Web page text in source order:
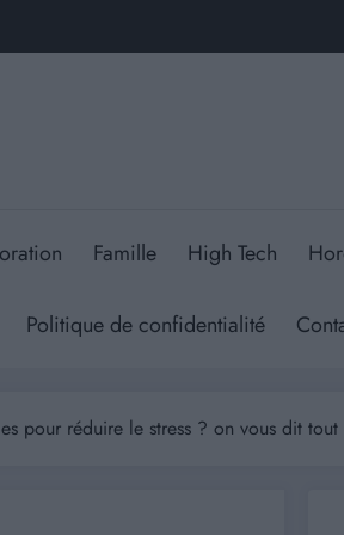
Famille High Tech
Politique de confidentialité
pour réduire le stress ? on vous dit tout